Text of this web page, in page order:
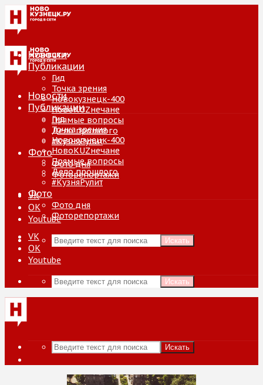
Новости
Публикации
Гид
Точка зрения
Новокузнецк-400
НовоKUZнечане
Прямые вопросы
Дело прошлого
#КузняРулит
Фото
Фото дня
Фоторепортажи
VK
ОК
Youtube
Искать
Новости
Публикации
Гид
Точка зрения
Новокузнецк-400
НовоKUZнечане
Прямые вопросы
Дело прошлого
#КузняРулит
Фото
Фото дня
Фоторепортажи
VK
ОК
Youtube
Искать
Искать